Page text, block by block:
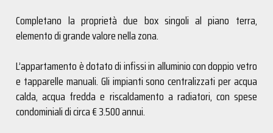
Completano la proprietà due box singoli al piano terra,
elemento di grande valore nella zona.
L’appartamento è dotato di infissi in alluminio con doppio vetro
e tapparelle manuali. Gli impianti sono centralizzati per acqua
calda, acqua fredda e riscaldamento a radiatori, con spese
condominiali di circa € 3.500 annui.